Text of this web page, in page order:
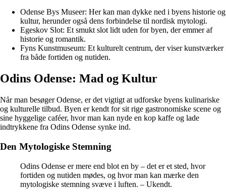
Odense Bys Museer: Her kan man dykke ned i byens historie og
kultur, herunder også dens forbindelse til nordisk mytologi.
Egeskov Slot: Et smukt slot lidt uden for byen, der emmer af
historie og romantik.
Fyns Kunstmuseum: Et kulturelt centrum, der viser kunstværker
fra både fortiden og nutiden.
Odins Odense: Mad og Kultur
Når man besøger Odense, er det vigtigt at udforske byens kulinariske
og kulturelle tilbud. Byen er kendt for sit rige gastronomiske scene og
sine hyggelige caféer, hvor man kan nyde en kop kaffe og lade
indtrykkene fra Odins Odense synke ind.
Den Mytologiske Stemning
Odins Odense er mere end blot en by – det er et sted, hvor
fortiden og nutiden mødes, og hvor man kan mærke den
mytologiske stemning svæve i luften. – Ukendt.